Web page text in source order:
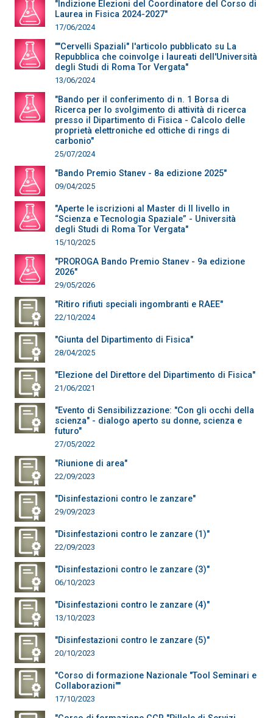
"Indizione Elezioni del Coordinatore del Corso di
Laurea in Fisica 2024-2027"
17/06/2024
""Cervelli Spaziali" l'articolo pubblicato su La
Repubblica che coinvolge i laureati dell'Università
degli Studi di Roma Tor Vergata"
13/06/2024
"Bando per il conferimento di n. 1 Borsa di
Ricerca per lo svolgimento di attività di ricerca
presso il Dipartimento di Fisica - Calcolo delle
proprietà elettroniche ed ottiche di rings di
carbonio"
25/07/2024
"Bando Premio Stanev - 8a edizione 2025"
09/04/2025
"Aperte le iscrizioni al Master di II livello in
“Scienza e Tecnologia Spaziale” - Università
degli Studi di Roma Tor Vergata"
15/10/2025
"PROROGA Bando Premio Stanev - 9a edizione
2026"
29/05/2026
"Ritiro rifiuti speciali ingombranti e RAEE"
22/10/2024
"Giunta del Dipartimento di Fisica"
28/04/2025
"Elezione del Direttore del Dipartimento di Fisica"
21/06/2021
"Evento di Sensibilizzazione: "Con gli occhi della
scienza" - dialogo aperto su donne, scienza e
futuro"
27/05/2022
"Riunione di area"
22/09/2023
"Disinfestazioni contro le zanzare"
29/09/2023
"Disinfestazioni contro le zanzare (1)"
22/09/2023
"Disinfestazioni contro le zanzare (3)"
06/10/2023
"Disinfestazioni contro le zanzare (4)"
13/10/2023
"Disinfestazioni contro le zanzare (5)"
20/10/2023
"Corso di formazione Nazionale "Tool Seminari e
Collaborazioni""
17/10/2023